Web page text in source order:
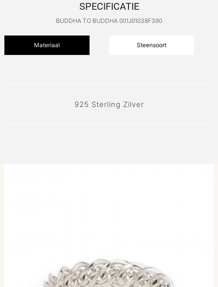
SPECIFICATIE
BUDDHA TO BUDDHA 001J01038F390
Materiaal Steensoort
925 Sterling Zilver